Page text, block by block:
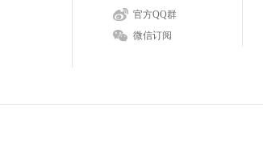
官方QQ群
微信订阅